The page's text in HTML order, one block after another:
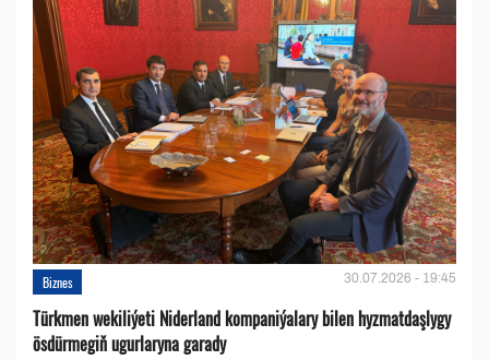
Biznes 30.07.2026 - 19:45
Türkmen wekiliýeti Niderland kompaniýalary bilen hyzmatdaşlygy
ösdürmegiň ugurlaryna garady